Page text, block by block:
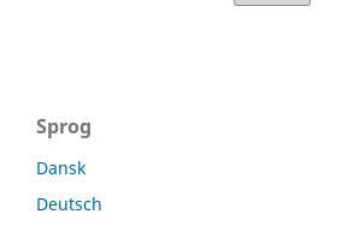
Sprog
Dansk
Deutsch